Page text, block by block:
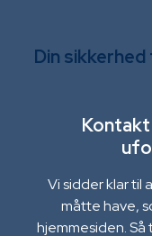
Din
Vi sidder klar til
måtte have,
hjemmesiden. Så